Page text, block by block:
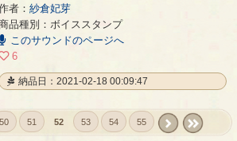
！！！！ - 紗倉妃芽
者： 紗倉妃芽
品種別：ボイススタンプ
このサウンドのページへ
6
納品日：2021-02-18 00:09:47
50 51 52 53 54 55